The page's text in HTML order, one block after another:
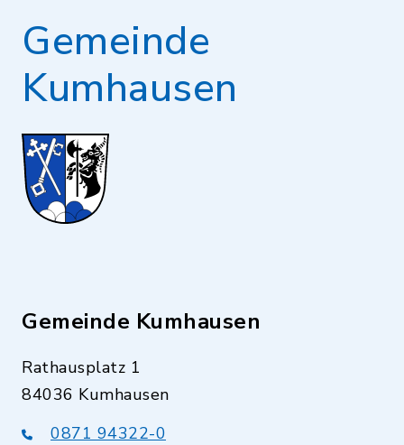
Gemeinde
Kumhausen
Gemeinde Kumhausen
Rathausplatz 1
84036 Kumhausen
0871 94322-0